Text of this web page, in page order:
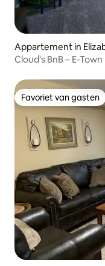
Appartement in
Cloud's BnB – E-
Favoriet van gasten
Favoriet van gasten